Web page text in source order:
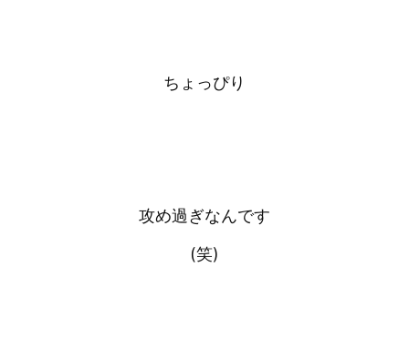
ちょっぴり
攻め過ぎなんです
(笑)